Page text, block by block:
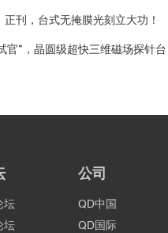
刊，台式无掩膜光刻立大功！
”，晶圆级超快三维磁场探针台
坛
坛
公司
QD中国
QD国际